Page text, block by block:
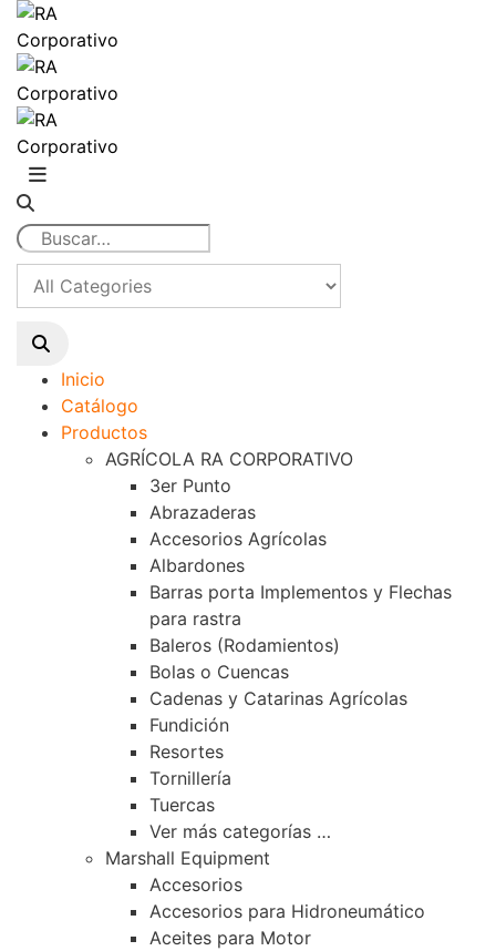
Inicio
Catálogo
Productos
AGRÍCOLA RA CORPORATIVO
3er Punto
Abrazaderas
Accesorios Agrícolas
Albardones
Barras porta Implementos y Flechas
para rastra
Baleros (Rodamientos)
Bolas o Cuencas
Cadenas y Catarinas Agrícolas
Fundición
Resortes
Tornillería
Tuercas
Ver más categorías …
Marshall Equipment
Accesorios
Accesorios para Hidroneumático
Aceites para Motor